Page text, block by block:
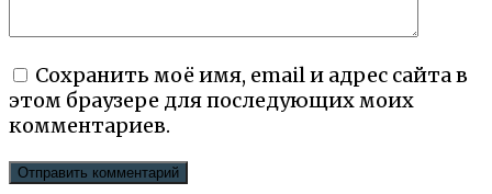
Сохранить моё имя, email и адрес сайта в
этом браузере для последующих моих
комментариев.